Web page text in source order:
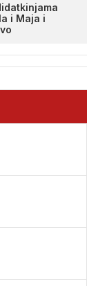
i Maja i